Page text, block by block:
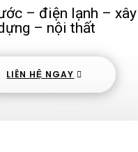
– điện lạnh – xây
– nội thất
LIÊN HỆ NGAY